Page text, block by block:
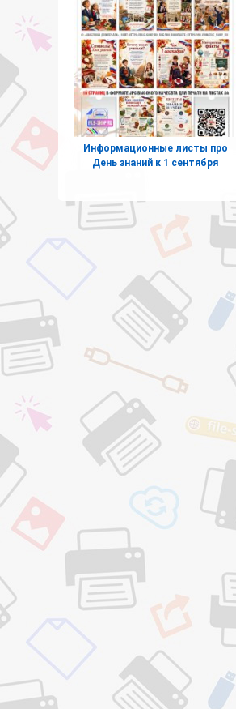
Информационные листы про
День знаний к 1 сентября